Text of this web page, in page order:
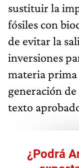
sustituir la
fósiles con
de evitar la
inversiones
materia
generación
texto
¿Podrá